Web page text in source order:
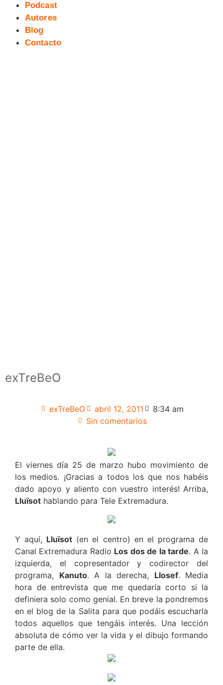
Podcast
Autores
Blog
Contacto
exTreBeO
exTreBeO abril 12, 2011
8:34 am
Sin comentarios
El viernes día 25 de marzo hubo movimiento de
los medios. ¡Gracias a todos los que nos habéis
dado apoyo y aliento con vuestro interés! Arriba,
Lluïsot hablando para Tele Extremadura.
Y aquí, Lluïsot (en el centro) en el programa de
Canal Extremadura Radio Los dos de la tarde. A la
izquierda, el copresentador y codirector del
programa, Kanuto. A la derecha, Llosef. Media
hora de entrevista que me quedaría corto si la
definiera solo como genial. En breve la pondremos
en el blog de la Salita para que podáis escucharla
todos aquellos que tengáis interés. Una lección
absoluta de cómo ver la vida y el dibujo formando
parte de ella.